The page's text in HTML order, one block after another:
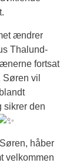
ændrer
Thalund-
fortsat
vil
sikrer den
håber
velkommen